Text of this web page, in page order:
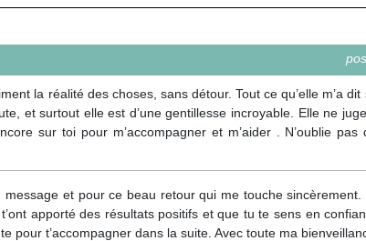
la réalité des choses, sans détour. Tout ce qu’elle m’a
et surtout elle est d’une gentillesse incroyable. Elle ne
sur toi pour m’accompagner et m’aider . N’oublie pas
et pour ce beau retour qui me touche
apporté des résultats positifs et que tu te sens en
pour t’accompagner dans la suite. Avec toute ma